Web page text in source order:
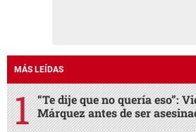
MÁS LEÍDAS
“Te dije que no quería eso”:
Márquez antes de ser